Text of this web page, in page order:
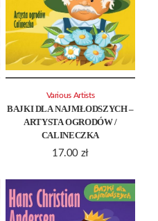
BAJKI DLA NAJMŁODSZYCH –
ARTYSTA OGRODÓW /
CALINECZKA
17.00 zł
Various Artists